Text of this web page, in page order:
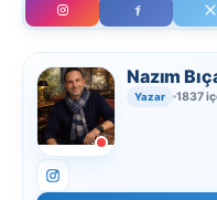
Nazım
Yazar 1837